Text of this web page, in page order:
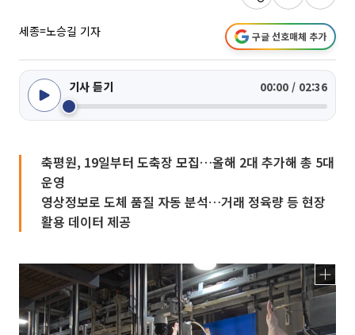
세종=노승길 기자 구글 선호매체 추가
기사 듣기 00:00 / 02:36
축평원, 19일부터 도축장 모집…올해 2대 추가해 총 5대
운영
영상정보로 도체 품질 자동 분석…거래 정육량 등 현장
활용 데이터 제공